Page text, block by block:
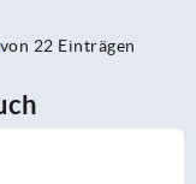
von 22 Einträgen